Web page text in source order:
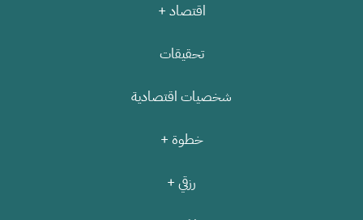
اقتصاد +
تحقيقات
شخصيات اقتصادية
خطوة +
رزقي +